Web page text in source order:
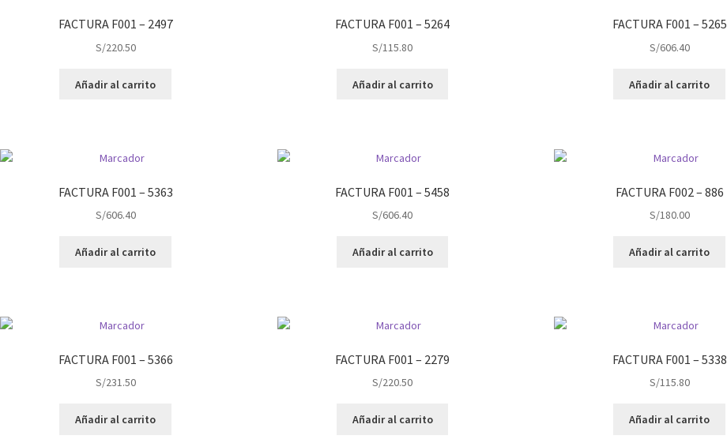
FACTURA F001 – 2497
S/220.50
Añadir al carrito
FACTURA F001 – 5264
S/115.80
Añadir al carrito
FACTURA F001 – 5265
S/606.40
Añadir al carrito
FACTURA F001 – 5363
S/606.40
Añadir al carrito
FACTURA F001 – 5458
S/606.40
Añadir al carrito
FACTURA F002 – 886
S/180.00
Añadir al carrito
FACTURA F001 – 5366
S/231.50
Añadir al carrito
FACTURA F001 – 2279
S/220.50
Añadir al carrito
FACTURA F001 – 5338
S/115.80
Añadir al carrito